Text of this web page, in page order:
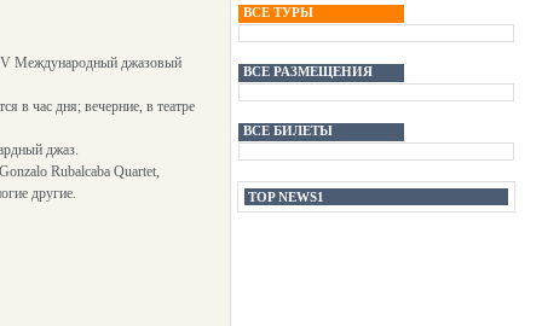
Международный джазовый
в час дня; вечерние, в театре
джаз.
Rubalcaba Quartet,
другие.
ВСЕ ТУРЫ
ВСЕ РАЗМЕЩЕНИЯ
ВСЕ БИЛЕТЫ
TOP NEWS1